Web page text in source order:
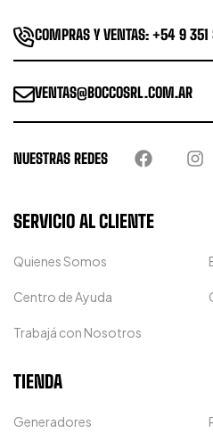
COMPRAS Y VENTAS: +54 9
VENTAS@BOCCOSRL.COM.AR
NUESTRAS REDES
SERVICIO AL CLIENTE
Quienes Somos
Centro de Ayuda
Trabajá con Nosotros
TIENDA
Generadores